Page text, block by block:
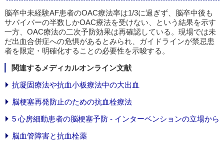
脳卒中未経験AF患者のOAC療法率は1/3に過ぎず、脳卒中後も
サバイバーの半数しかOAC療法を受けない、という結果を示す
一方、OAC療法の二次予防効果は再確認している。現場では未
だ出血合併症への危惧があるとみられ、ガイドラインが禁忌患
者を限定・明確化することの必要性を示唆する。
関連するメディカルオンライン文献
抗凝固療法や抗血小板療法中の大出血
脳梗塞再発防止のための抗血栓療法
5 心房細動患者の脳梗塞予防 - インターベンションの立場から
脳血管障害と抗血栓薬